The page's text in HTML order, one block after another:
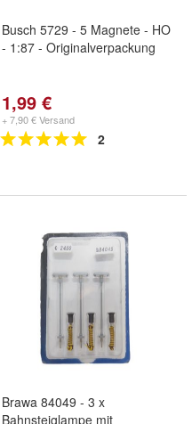
Busch 5729 - 5 Magnete - HO
- 1:87 - Originalverpackung
1,99 €
+ 7,90 € Versand
2
Brawa 84049 - 3 x
Bahnsteiglampe mit